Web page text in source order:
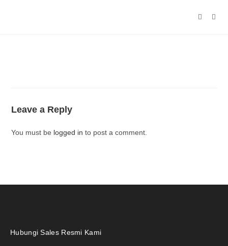
Leave a Reply
You must be logged in to post a comment.
Hubungi Sales Resmi Kami